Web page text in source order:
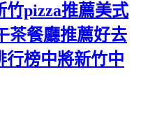
竹pizza推薦美式
茶餐廳推薦好去
行榜中將新竹中